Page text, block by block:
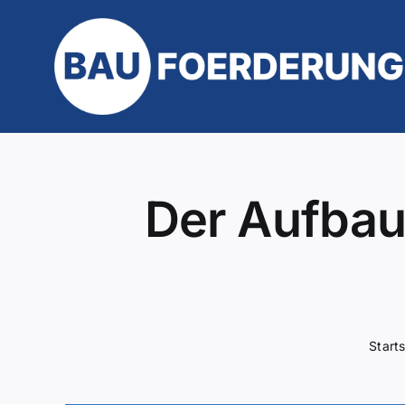
springen
Der